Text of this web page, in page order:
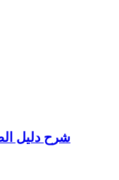
2- شرح دليل